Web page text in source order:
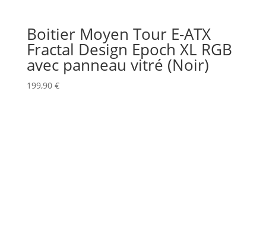
Boitier Moyen Tour E-ATX
Fractal Design Epoch XL RGB
avec panneau vitré (Noir)
199,90 €